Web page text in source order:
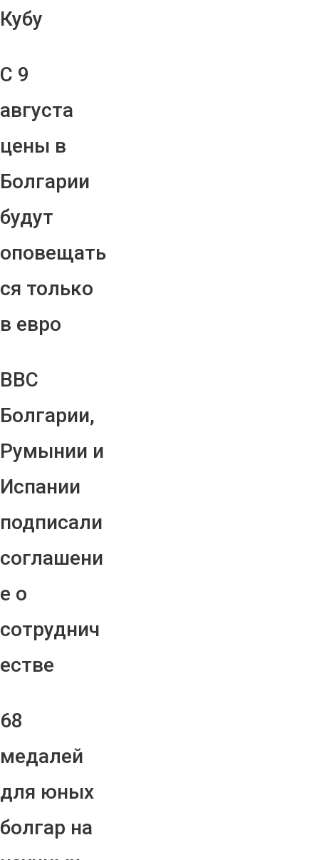
Кубу
С 9
августа
цены в
Болгарии
будут
оповещать
ся только
в евро
ВВС
Болгарии,
Румынии и
Испании
подписали
соглашени
е о
сотруднич
естве
68
медалей
для юных
болгар на